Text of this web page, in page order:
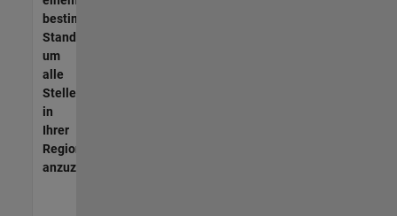
bestimmten
Standort,
um
alle
Stellenangebote
in
Ihrer
Region
anzuzeigen.